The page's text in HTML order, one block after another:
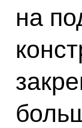
на